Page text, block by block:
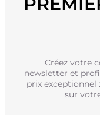
Créez votre
newsletter et
prix exceptionnel
sur